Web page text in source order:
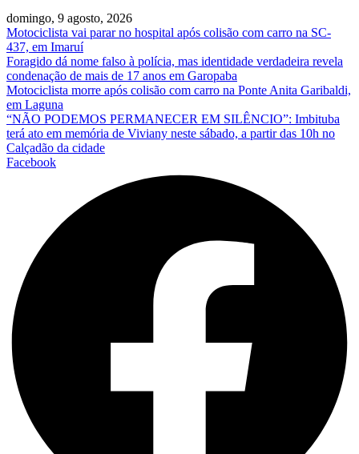
domingo, 9 agosto, 2026
Motociclista vai parar no hospital após colisão com carro na SC-
437, em Imaruí
Foragido dá nome falso à polícia, mas identidade verdadeira revela
condenação de mais de 17 anos em Garopaba
Motociclista morre após colisão com carro na Ponte Anita Garibaldi,
em Laguna
“NÃO PODEMOS PERMANECER EM SILÊNCIO”: Imbituba
terá ato em memória de Viviany neste sábado, a partir das 10h no
Calçadão da cidade
Facebook